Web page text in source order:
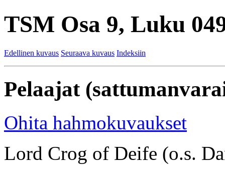
TSM Osa 9, Luku
Edellinen kuvaus Seuraava kuvaus Indeksiin
Pelaajat
Ohita hahmokuvaukset
Lord Crog of Deife (o.s.